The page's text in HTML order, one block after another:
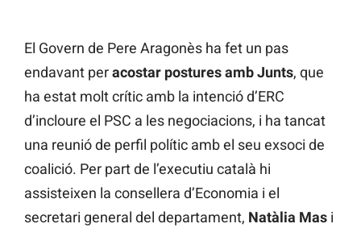
El Govern de Pere Aragonès ha fet un pas
endavant peracostar postures amb Junts, que
ha estat molt crític amb la intenció d’ERC
d’incloure el PSC a les negociacions, i ha tancat
una reunió de perfil polític amb el seu exsoci de
coalició. Per part de l’executiu català hi
assisteixen la consellera d’Economia i el
secretari general del departament, Natàlia Mas i